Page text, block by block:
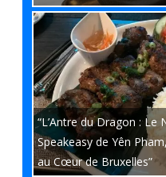
“L’Antre du Dragon : Le
Speakeasy de Yên
au Cœur de Bruxelles”